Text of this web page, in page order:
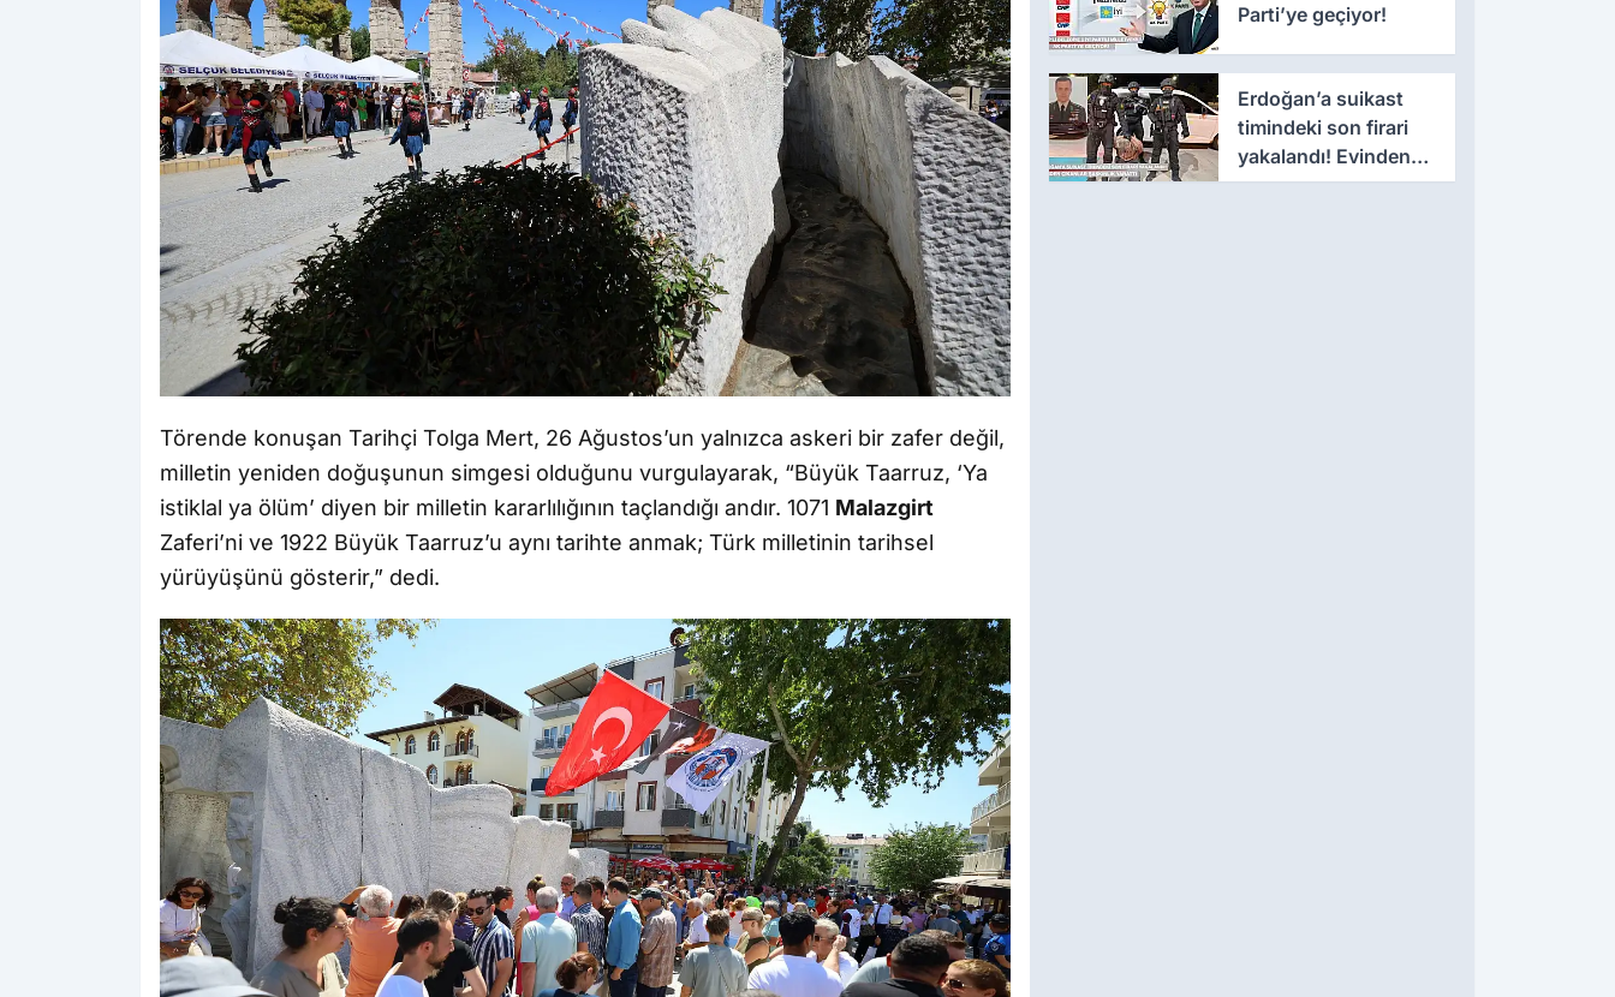
Törende konuşan Tarihçi Tolga Mert, 26 Ağustos’un yalnızca askeri bir zafer değil,
milletin yeniden doğuşunun simgesi olduğunu vurgulayarak, “Büyük Taarruz, ‘Ya
istiklal ya ölüm’ diyen bir milletin kararlılığının taçlandığı andır. 1071 Malazgirt
Zaferi’ni ve 1922 Büyük Taarruz’u aynı tarihte anmak; Türk milletinin tarihsel
yürüyüşünü gösterir,” dedi.
Parti’ye geçiyor!
Erdoğan’a suikast
timindeki son firari
yakalandı! Evinden
çıkanlar şaşkınlık